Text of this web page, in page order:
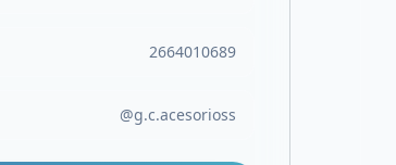
2664010689
@g.c.acesorioss